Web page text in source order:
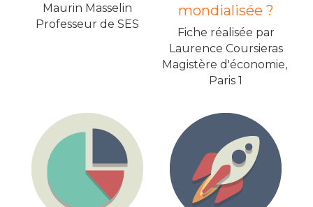
Maurin Masselin
Professeur de SES
mondialisée ?
Fiche réalisée par
Laurence Coursieras
Magistère d'économie,
Paris 1